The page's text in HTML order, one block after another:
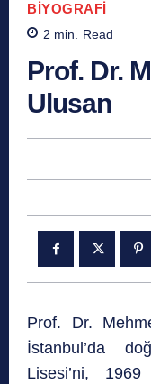
BIYOGRAFI
2 min. Read
Prof. Dr.
Ulusan
Prof. Dr.
İstanbul’da
Lisesi’ni, 1969